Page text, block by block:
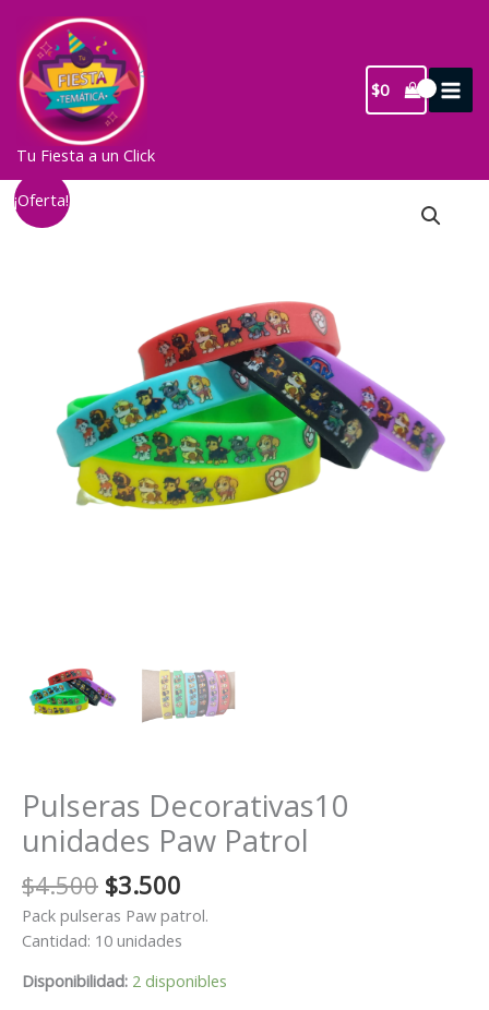
contenido
Tu Fiesta a un Click
$0
¡Oferta!
Pulseras Decorativas10
unidades Paw Patrol
$4.500 El
precio
original
$4.500.
$3.500
precio
actual
$3.500.
Pack pulseras Paw patrol.
Cantidad: 10 unidades
Disponibilidad: 2 disponibles